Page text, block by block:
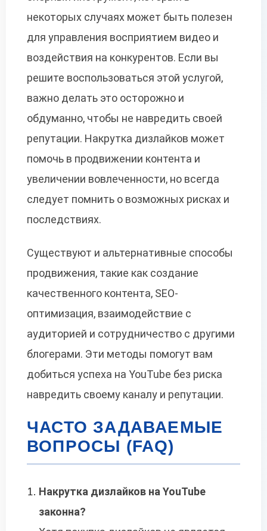
некоторых случаях может быть полезен
для управления восприятием видео и
воздействия на конкурентов. Если вы
решите воспользоваться этой услугой,
важно делать это осторожно и
обдуманно, чтобы не навредить своей
репутации. Накрутка дизлайков может
помочь в продвижении контента и
увеличении вовлеченности, но всегда
следует помнить о возможных рисках и
последствиях.
Существуют и альтернативные способы
продвижения, такие как создание
качественного контента, SEO-
оптимизация, взаимодействие с
аудиторией и сотрудничество с другими
блогерами. Эти методы помогут вам
добиться успеха на YouTube без риска
навредить своему каналу и репутации.
ЧАСТО ЗАДАВАЕМЫЕ
ВОПРОСЫ (FAQ)
Накрутка дизлайков на YouTube
законна?